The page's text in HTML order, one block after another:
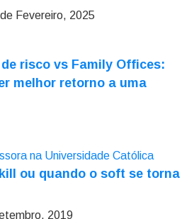
Fevereiro, 2025
risco vs Family Offices:
melhor retorno a uma
ou quando o soft se torna
2019